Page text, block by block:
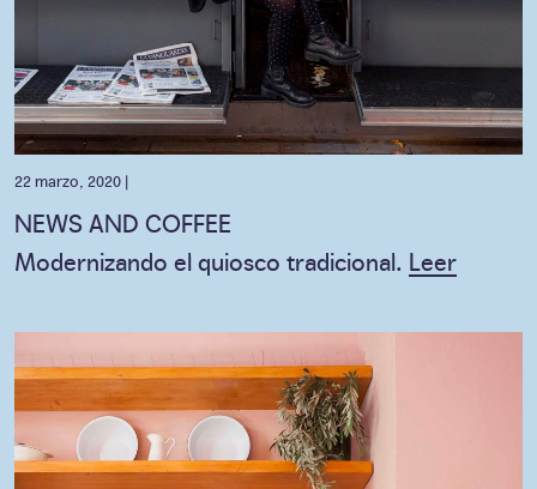
22 marzo, 2020 |
NEWS AND COFFEE
Modernizando el quiosco tradicional. Leer